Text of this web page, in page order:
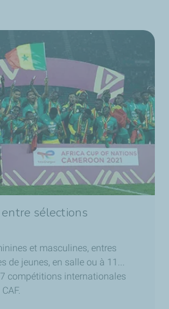
sélections
et masculines, entres
de jeunes, en salle ou à 11...
compétitions internationales